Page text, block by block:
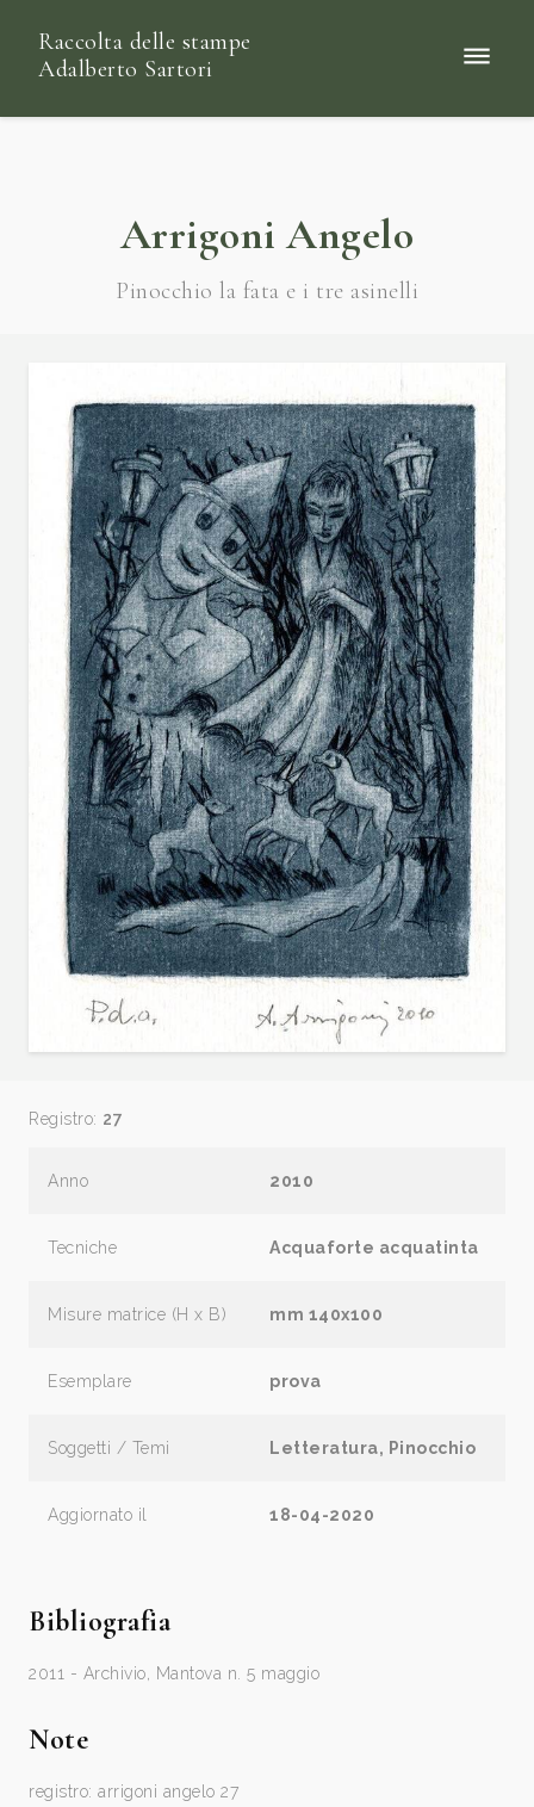
Raccolta delle stampe
Adalberto Sartori
Arrigoni Angelo
Pinocchio la fata e i tre asinelli
Registro: 27
Anno 2010
Tecniche Acquaforte acquatinta
Misure matrice (H x B) mm 140x100
Esemplare prova
Soggetti / Temi Letteratura, Pinocchio
Aggiornato il 18-04-2020
Bibliografia
2011 - Archivio, Mantova n. 5 maggio
Note
registro: arrigoni angelo 27